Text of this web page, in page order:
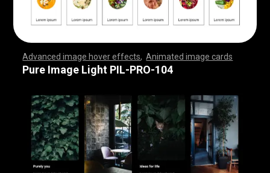
Advanced image hover effects ,Animated image cards
,,,,,,,,,,,,,,,,,,,,,,,,,,,,,,,,, ,,,,,,,,,,,,,,,,,,,,,,,,,
,,,,,,,,,,,,,,,,,,,,,,,,,,,,,,,,, ,,,,,,,,,,,,,,,,,,,,,,,,,
,,,,,,,,,,,,,,,,,,,,,,,,,,,,,,,,, ,,,,,,,,,,,,,,,,,,,,,,,
Pure Image Light PIL-PRO-104